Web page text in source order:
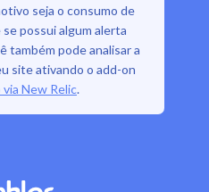
seja o consumo de
possui algum alerta
também pode analisar a
site ativando o add-on
New Relic.